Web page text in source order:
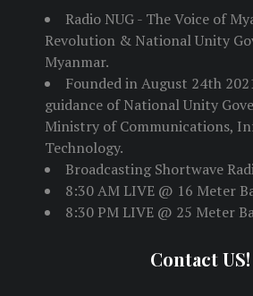
Radio NUG - The Voice of
Revolution & National Unity
Myanmar.
Founded in August 24th
guidance of National Unity
Ministry of Communications,
Technology.
Broadcasting Shortwave
8:30 AM LIVE @ 16 Meter
8:30 PM LIVE @ 25 Meter
Contact US!